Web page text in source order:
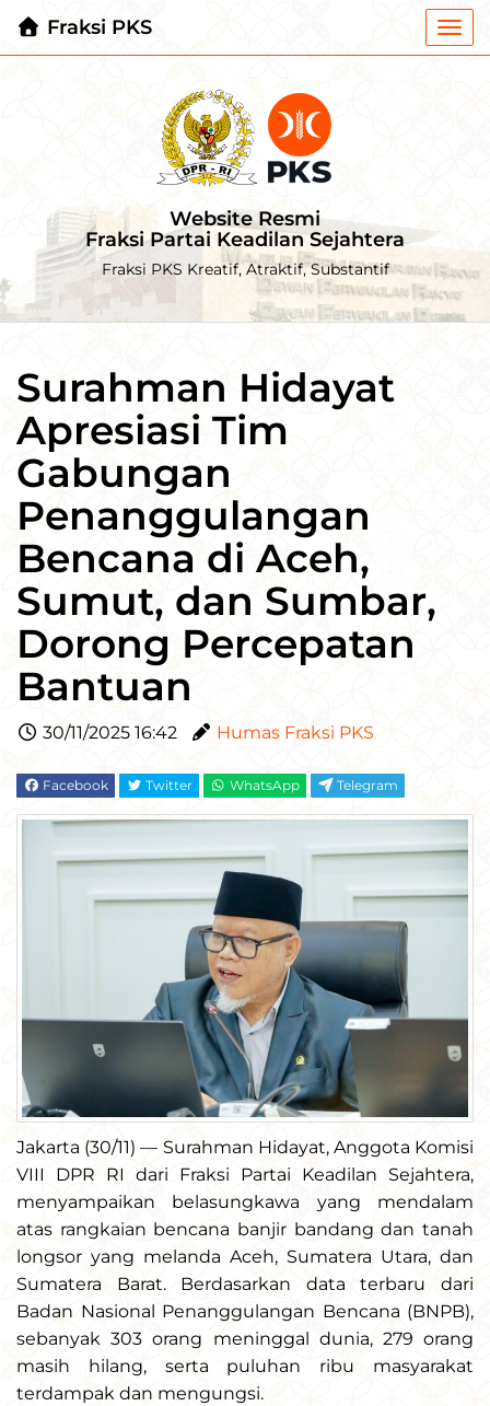
Fraksi PKS
Website Resmi
Fraksi Partai Keadilan Sejahtera
Fraksi PKS Kreatif, Atraktif, Substantif
Surahman Hidayat
Apresiasi Tim
Gabungan
Penanggulangan
Bencana di Aceh,
Sumut, dan Sumbar,
Dorong Percepatan
Bantuan
30/11/2025 16:42 Humas Fraksi PKS
Facebook Twitter WhatsApp Telegram
Jakarta (30/11) — Surahman Hidayat, Anggota Komisi
VIII DPR RI dari Fraksi Partai Keadilan Sejahtera,
menyampaikan belasungkawa yang mendalam
atas rangkaian bencana banjir bandang dan tanah
longsor yang melanda Aceh, Sumatera Utara, dan
Sumatera Barat. Berdasarkan data terbaru dari
Badan Nasional Penanggulangan Bencana (BNPB),
sebanyak 303 orang meninggal dunia, 279 orang
masih hilang, serta puluhan ribu masyarakat
terdampak dan mengungsi.